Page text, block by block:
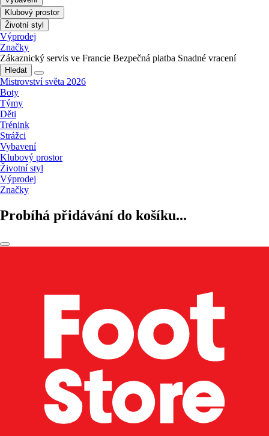
Klubový prostor
Životní styl
Výprodej
Značky
Zákaznický servis ve Francie Bezpečná platba Snadné vracení
Hledat
Mistrovství světa 2026
Boty
Týmy
Děti
Trénink
Strážci
Vybavení
Klubový prostor
Životní styl
Výprodej
Značky
Probíhá přidávání do košíku...